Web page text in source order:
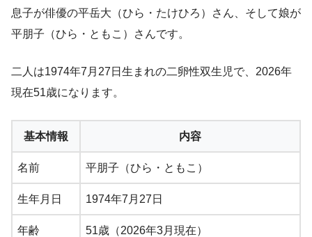
息子が俳優の平岳大（ひら・たけひろ）さん、そして娘が
平朋子（ひら・ともこ）さんです。
二人は1974年7月27日生まれの二卵性双生児で、2026年
現在51歳になります。
基本情報 内容
名前 平朋子（ひら・ともこ）
生年月日 1974年7月27日
年齢 51歳（2026年3月現在）